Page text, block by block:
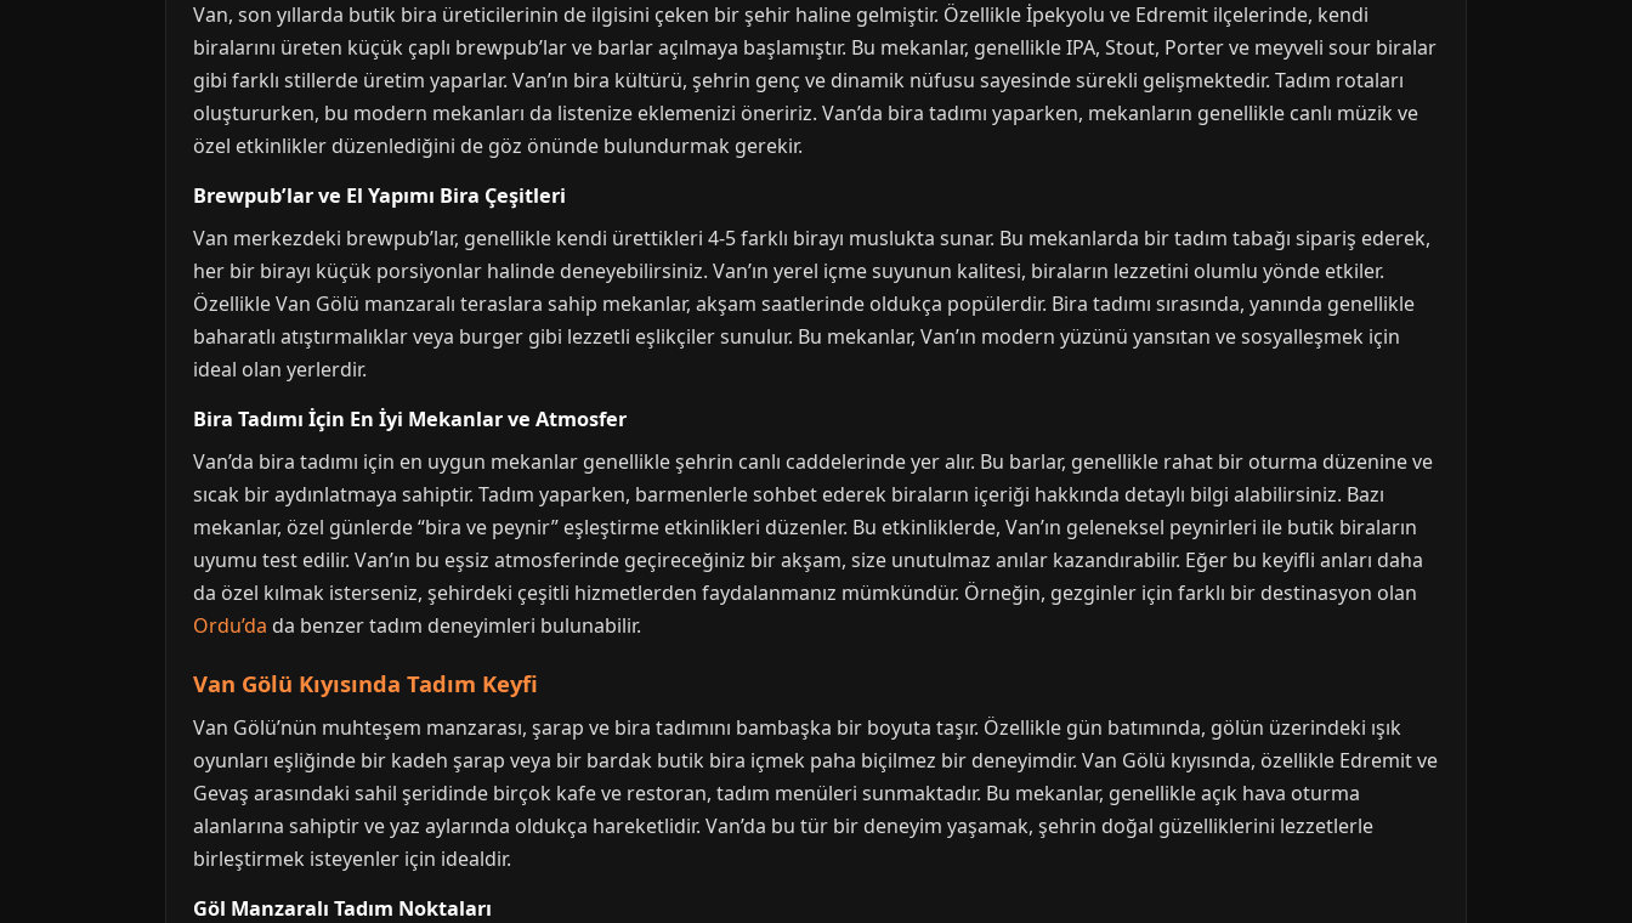
Van, son yıllarda butik bira üreticilerinin de ilgisini çeken bir şehir haline gelmiştir. Özellikle İpekyolu ve Edremit ilçelerinde, kendi
biralarını üreten küçük çaplı brewpub’lar ve barlar açılmaya başlamıştır. Bu mekanlar, genellikle IPA, Stout, Porter ve meyveli sour biralar
gibi farklı stillerde üretim yaparlar. Van’ın bira kültürü, şehrin genç ve dinamik nüfusu sayesinde sürekli gelişmektedir. Tadım rotaları
oluştururken, bu modern mekanları da listenize eklemenizi öneririz. Van’da bira tadımı yaparken, mekanların genellikle canlı müzik ve
özel etkinlikler düzenlediğini de göz önünde bulundurmak gerekir.
Brewpub’lar ve El Yapımı Bira Çeşitleri
Van merkezdeki brewpub’lar, genellikle kendi ürettikleri 4-5 farklı birayı muslukta sunar. Bu mekanlarda bir tadım tabağı sipariş ederek,
her bir birayı küçük porsiyonlar halinde deneyebilirsiniz. Van’ın yerel içme suyunun kalitesi, biraların lezzetini olumlu yönde etkiler.
Özellikle Van Gölü manzaralı teraslara sahip mekanlar, akşam saatlerinde oldukça popülerdir. Bira tadımı sırasında, yanında genellikle
baharatlı atıştırmalıklar veya burger gibi lezzetli eşlikçiler sunulur. Bu mekanlar, Van’ın modern yüzünü yansıtan ve sosyalleşmek için
ideal olan yerlerdir.
Bira Tadımı İçin En İyi Mekanlar ve Atmosfer
Van’da bira tadımı için en uygun mekanlar genellikle şehrin canlı caddelerinde yer alır. Bu barlar, genellikle rahat bir oturma düzenine ve
sıcak bir aydınlatmaya sahiptir. Tadım yaparken, barmenlerle sohbet ederek biraların içeriği hakkında detaylı bilgi alabilirsiniz. Bazı
mekanlar, özel günlerde “bira ve peynir” eşleştirme etkinlikleri düzenler. Bu etkinliklerde, Van’ın geleneksel peynirleri ile butik biraların
uyumu test edilir. Van’ın bu eşsiz atmosferinde geçireceğiniz bir akşam, size unutulmaz anılar kazandırabilir. Eğer bu keyifli anları daha
da özel kılmak isterseniz, şehirdeki çeşitli hizmetlerden faydalanmanız mümkündür. Örneğin, gezginler için farklı bir destinasyon olan
Ordu’da da benzer tadım deneyimleri bulunabilir.
Van Gölü Kıyısında Tadım Keyfi
Van Gölü’nün muhteşem manzarası, şarap ve bira tadımını bambaşka bir boyuta taşır. Özellikle gün batımında, gölün üzerindeki ışık
oyunları eşliğinde bir kadeh şarap veya bir bardak butik bira içmek paha biçilmez bir deneyimdir. Van Gölü kıyısında, özellikle Edremit ve
Gevaş arasındaki sahil şeridinde birçok kafe ve restoran, tadım menüleri sunmaktadır. Bu mekanlar, genellikle açık hava oturma
alanlarına sahiptir ve yaz aylarında oldukça hareketlidir. Van’da bu tür bir deneyim yaşamak, şehrin doğal güzelliklerini lezzetlerle
birleştirmek isteyenler için idealdir.
Göl Manzaralı Tadım Noktaları